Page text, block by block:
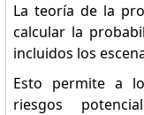
La teoría de la
calcular la
incluidos los
Esto permite a
riesgos